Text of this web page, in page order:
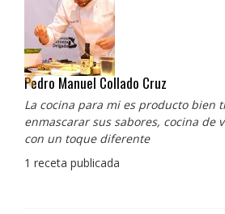
Pedro Manuel Collado Cruz
La cocina para mi es producto bien
enmascarar sus sabores, cocina de
con un toque diferente
1 receta publicada